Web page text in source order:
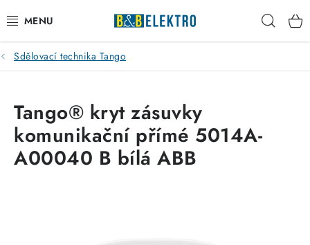
na
obsah
Reklamace / Vrácení zboží
Kontakty
VYTÁPĚNÍ
Sdělovací technika Tango
Tango® kryt zásuvky
komunikační přímé 5014A-
A00040 B bílá ABB